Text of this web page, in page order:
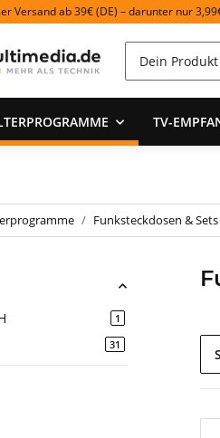
Versand ab 39€ (DE) – darunter nur
TV-
Funksteckdosen & Sets
1Artikel gefunden
31Artikel gefunden